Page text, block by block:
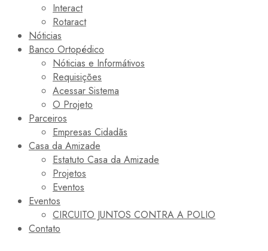
Interact
Rotaract
Nóticias
Banco Ortopédico
Nóticias e Informátivos
Requisições
Acessar Sistema
O Projeto
Parceiros
Empresas Cidadãs
Casa da Amizade
Estatuto Casa da Amizade
Projetos
Eventos
Eventos
CIRCUITO JUNTOS CONTRA A POLIO
Contato